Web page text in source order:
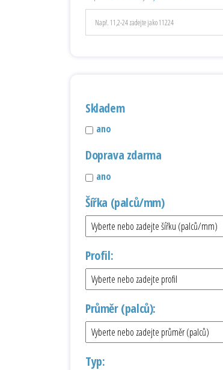
Skladem
ano
Doprava zdarma
ano
Šířka (palců/mm)
Profil:
Průměr (palců):
Typ: